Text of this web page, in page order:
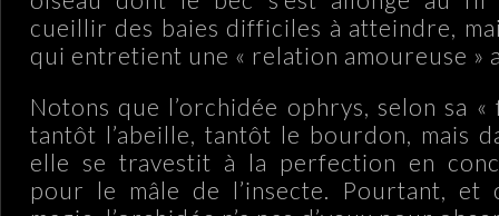
cueillir des baies difficiles à atteindre,
qui entretient une « relation amoureuse »
Notons que l’orchidée ophrys, selon sa
tantôt l’abeille, tantôt le bourdon, mais
elle se travestit à la perfection en
pour le mâle de l’insecte. Pourtant, et